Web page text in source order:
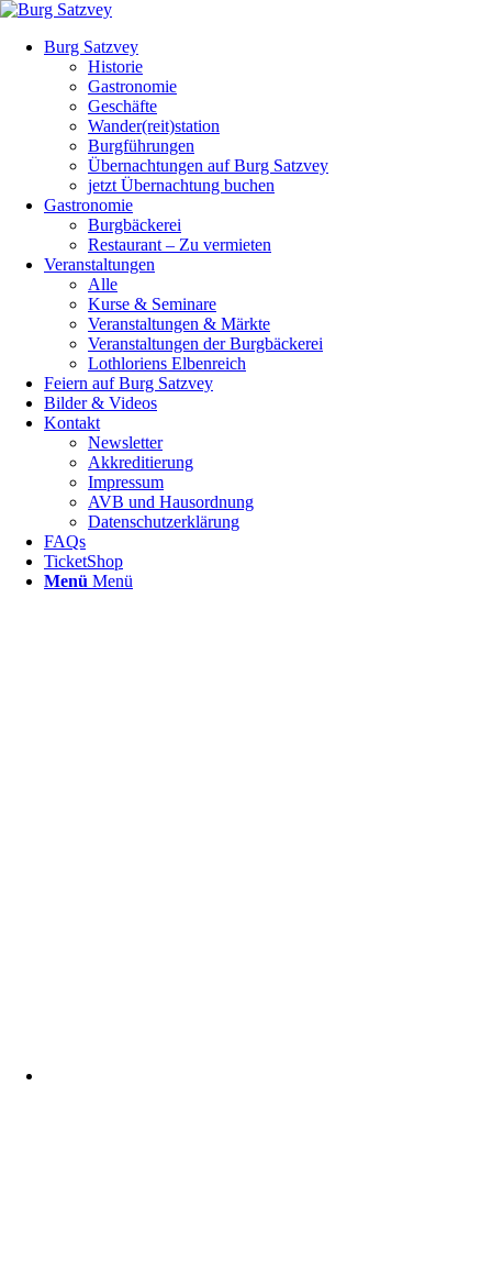
Burg Satzvey
Historie
Gastronomie
Geschäfte
Wander(reit)station
Burgführungen
Übernachtungen auf Burg Satzvey
jetzt Übernachtung buchen
Gastronomie
Burgbäckerei
Restaurant – Zu vermieten
Veranstaltungen
Alle
Kurse & Seminare
Veranstaltungen & Märkte
Veranstaltungen der Burgbäckerei
Lothloriens Elbenreich
Feiern auf Burg Satzvey
Bilder & Videos
Kontakt
Newsletter
Akkreditierung
Impressum
AVB und Hausordnung
Datenschutzerklärung
FAQs
TicketShop
Menü Menü